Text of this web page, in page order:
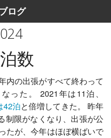
ログ
数
内の出張がすべて終わって
った。 2021年は11泊、
42泊と倍増してきた。 昨年
制限がなくなり、出張が公
たが、今年はほぼ横ばいで